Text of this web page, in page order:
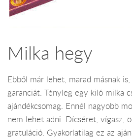
Milka hegy
Ebből már lehet, marad másnak
garanciát. Tényleg egy kiló milka
ajándékcsomag. Ennél nagyobb
nem lehet adni. Dícséret, vígasz,
gratuláció. Gyakorlatilag ez az